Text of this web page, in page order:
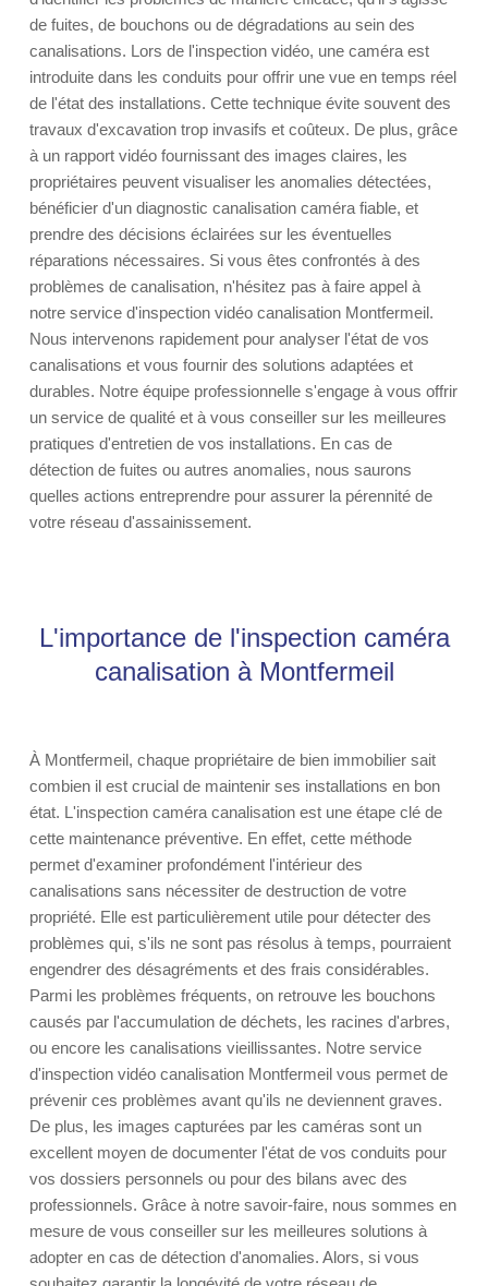
de fuites, de bouchons ou de dégradations au sein des
canalisations. Lors de l'inspection vidéo, une caméra est
introduite dans les conduits pour offrir une vue en temps réel
de l'état des installations. Cette technique évite souvent des
travaux d'excavation trop invasifs et coûteux. De plus, grâce
à un rapport vidéo fournissant des images claires, les
propriétaires peuvent visualiser les anomalies détectées,
bénéficier d'un diagnostic canalisation caméra fiable, et
prendre des décisions éclairées sur les éventuelles
réparations nécessaires. Si vous êtes confrontés à des
problèmes de canalisation, n'hésitez pas à faire appel à
notre service d'inspection vidéo canalisation Montfermeil.
Nous intervenons rapidement pour analyser l'état de vos
canalisations et vous fournir des solutions adaptées et
durables. Notre équipe professionnelle s'engage à vous offrir
un service de qualité et à vous conseiller sur les meilleures
pratiques d'entretien de vos installations. En cas de
détection de fuites ou autres anomalies, nous saurons
quelles actions entreprendre pour assurer la pérennité de
votre réseau d'assainissement.
L'importance de l'inspection caméra
canalisation à Montfermeil
À Montfermeil, chaque propriétaire de bien immobilier sait
combien il est crucial de maintenir ses installations en bon
état. L'inspection caméra canalisation est une étape clé de
cette maintenance préventive. En effet, cette méthode
permet d'examiner profondément l'intérieur des
canalisations sans nécessiter de destruction de votre
propriété. Elle est particulièrement utile pour détecter des
problèmes qui, s'ils ne sont pas résolus à temps, pourraient
engendrer des désagréments et des frais considérables.
Parmi les problèmes fréquents, on retrouve les bouchons
causés par l'accumulation de déchets, les racines d'arbres,
ou encore les canalisations vieillissantes. Notre service
d'inspection vidéo canalisation Montfermeil vous permet de
prévenir ces problèmes avant qu'ils ne deviennent graves.
De plus, les images capturées par les caméras sont un
excellent moyen de documenter l'état de vos conduits pour
vos dossiers personnels ou pour des bilans avec des
professionnels. Grâce à notre savoir-faire, nous sommes en
mesure de vous conseiller sur les meilleures solutions à
adopter en cas de détection d'anomalies. Alors, si vous